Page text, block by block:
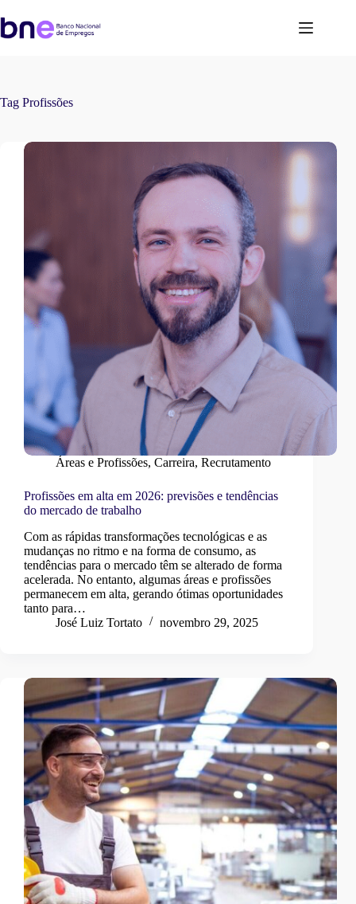
Tag Profissões
Áreas e Profissões, Carreira, Recrutamento
Profissões em alta em 2026: previsões e tendências
do mercado de trabalho
Com as rápidas transformações tecnológicas e as
mudanças no ritmo e na forma de consumo, as
tendências para o mercado têm se alterado de forma
acelerada. No entanto, algumas áreas e profissões
permanecem em alta, gerando ótimas oportunidades
tanto para…
José Luiz Tortato
novembro 29, 2025